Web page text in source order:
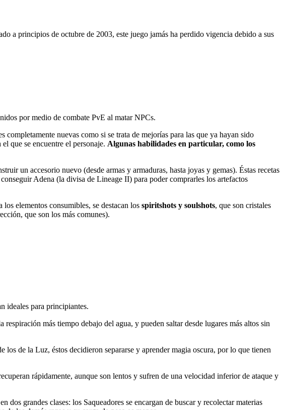
a principios de octubre de 2003, este juego jamás ha perdido vigencia debido a sus
por medio de combate PvE al matar NPCs.
completamente nuevas como si se trata de mejorías para las que ya hayan sido
que se encuentre el personaje. Algunas habilidades en particular, como los
un accesorio nuevo (desde armas y armaduras, hasta joyas y gemas). Éstas recetas
Adena (la divisa de Lineage II) para poder comprarles los artefactos
elementos consumibles, se destacan los spiritshots y soulshots, que son cristales
que son los más comunes).
ideales para principiantes.
más tiempo debajo del agua, y pueden saltar desde lugares más altos sin
de la Luz, éstos decidieron separarse y aprender magia oscura, por lo que tienen
rápidamente, aunque son lentos y sufren de una velocidad inferior de ataque y
grandes clases: los Saqueadores se encargan de buscar y recolectar materias